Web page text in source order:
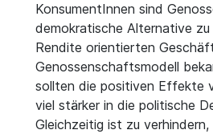
KonsumentInnen sind
demokratische Alternative zu
Rendite orientierten
Genossenschaftsmodell
sollten die positiven Effekte
viel stärker in die politische
Gleichzeitig ist zu